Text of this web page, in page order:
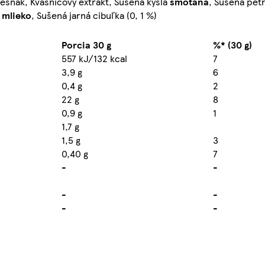
mlieko, Sušená jarná cibuľka (0, 1 %)
Porcia 30 g
%* (30 g)
557 kJ/132 kcal
7
3,9 g
6
0,4 g
2
22 g
8
0,9 g
1
1,7 g
1,5 g
3
0,40 g
7
-
-
-
-
- -